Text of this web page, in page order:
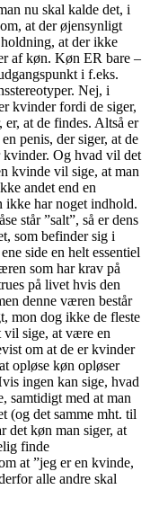
nu skal kalde det, i
at der øjensynligt
at der ikke
af køn. Køn ER bare –
i f.eks.
Nej, i
kvinder fordi de siger,
at de findes. Altså er
penis, der siger, at de
kvinder. Og hvad vil det
kvinde vil sige, at man
andet end en
har noget indhold.
står ”salt”, så er dens
som befinder sig i
side en helt essentiel
som har krav på
på livet hvis den
denne væren består
mon dog ikke de fleste
vil sige, at være en
om at de er kvinder
opløse køn opløser
ingen kan sige, hvad
samtidigt med at man
(og det samme mht. til
det køn man siger, at
finde
at ”jeg er en kvinde,
alle andre skal